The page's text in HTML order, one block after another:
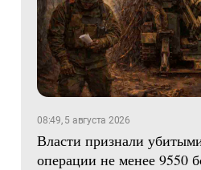
08:49, 5 августа 2026
Власти признали
операции не менее 9550